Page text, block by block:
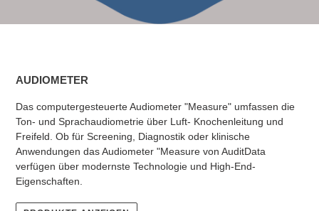
AUDIOMETER
Das computergesteuerte Audiometer "Measure" umfassen die
Ton- und Sprachaudiometrie über Luft- Knochenleitung und
Freifeld. Ob für Screening, Diagnostik oder klinische
Anwendungen das Audiometer "Measure von AuditData
verfügen über modernste Technologie und High-End-
Eigenschaften.